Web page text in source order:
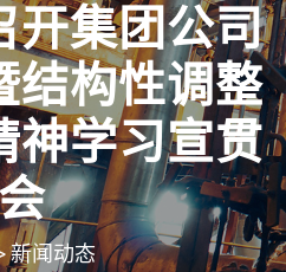
开集团公司
结构性调整
神学习宣贯
新闻动态